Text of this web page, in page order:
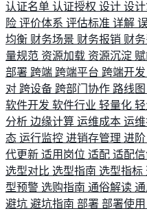
认证名单 认证授权 设计 设计
险 评价体系 评估标准 详解
均衡 财务场景 财务报销 财
量规范 资源加载 资源沉淀
部署 跨端 跨端平台 跨端开发
对 跨设备 跨部门协作 路线图
软件开发 软件行业 轻量化
分析 边缘计算 运维成本 运
态 运行监控 进销存管理 进阶
代更新 适用岗位 适配 适配
选型对比 选型指南 选型指标
型预警 选购指南 通俗解读
避坑 避坑指南 部署 部署使用